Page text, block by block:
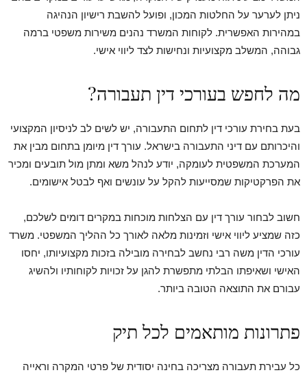
ניתן לערער על החלטות המכון, ופועל להשבת רישיון הנהיגה
במהירות האפשרית. לקוחות המשרד נהנים משירות משפטי ברמה
גבוהה, המשלב מקצועיות ונחישות לצד ליווי אישי.
מה לחפש בעורכי דין תעבורה?
בעת בחירת עורכי דין לתחום התעבורה, יש לשים לב לניסיון המקצועי
והיכרותם עם דיני התעבורה בישראל. עורך דין מיומן בתחום מבין את
המערכת המשפטית לעומקה, יודע לנהל משא ומתן מול תובעים ומכיר
את הפרקטיקות שמסייעות להקל על עונשים ואף לבטל אישומים.
חשוב לבחור עורך דין עם הצלחות מוכחות במקרים דומים לשלכם,
כזה שמציע ליווי אישי וזמינות מלאה לאורך כל ההליך המשפטי. משרד
עורכי הדין משה רבי נחשב לבחירה מובילה בזכות מקצועיותו, יחסו
האישי ושאיפתו הבלתי מתפשרת להגן על זכויות לקוחותיו ולהשיג
עבורם את התוצאה הטובה ביותר.
פתרונות מותאמים לכל תיק
כל עבירת תעבורה מצריכה בחינה יסודית של פרטי המקרה וראייה